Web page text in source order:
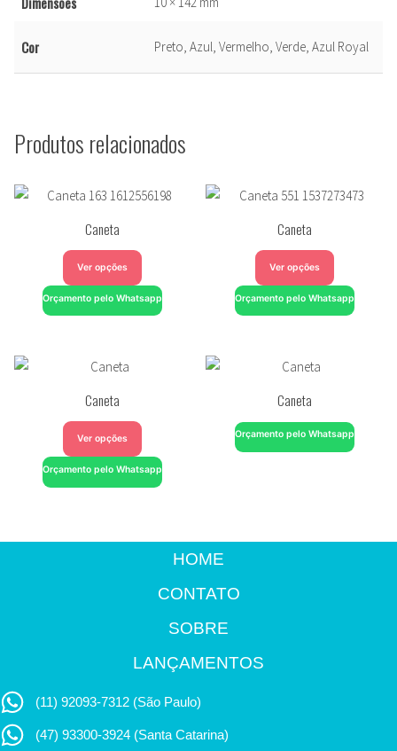
Cor Preto, Azul, Vermelho, Verde, Azul Royal
Produtos relacionados
Caneta
Ver opções
Orçamento pelo Whatsapp
Caneta
Ver opções
Orçamento pelo Whatsapp
Caneta
Ver opções
Orçamento pelo Whatsapp
Caneta
Orçamento pelo Whatsapp
HOME
CONTATO
SOBRE
LANÇAMENTOS
(11) 92093-7312 (São Paulo)
(47) 93300-3924 (Santa Catarina)